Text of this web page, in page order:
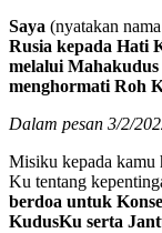
Saya (nyatakan
Rusia kepada Hati
melalui
menghormati Roh
Dalam pesan 3/2/
Misiku kepada kamu
Ku tentang
berdoa untuk
KudusKu serta